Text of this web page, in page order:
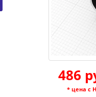
486
* цена с